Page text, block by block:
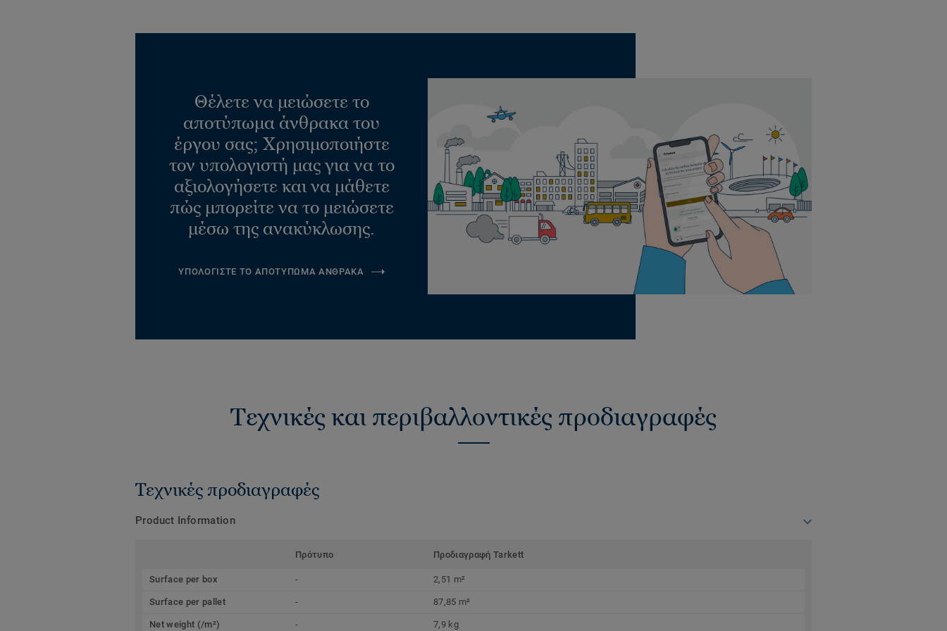
Θέλετε να μειώσετε το
αποτύπωμα άνθρακα του
έργου σας; Χρησιμοποιήστε
τον υπολογιστή μας για να το
αξιολογήσετε και να μάθετε
πώς μπορείτε να το μειώσετε
μέσω της ανακύκλωσης.
ΥΠΟΛΟΓΙΣΤΕ ΤΟ ΑΠΟΤΥΠΩΜΑ ΑΝΘΡΑΚΑ
Τεχνικές και περιβαλλοντικές προδιαγραφές
Τεχνικές προδιαγραφές
Product Information
Πρότυπο Προδιαγραφή Tarkett
Surface per box - 2,51 m²
Surface per pallet - 87,85 m²
Net weight (/m²) - 7,9 kg